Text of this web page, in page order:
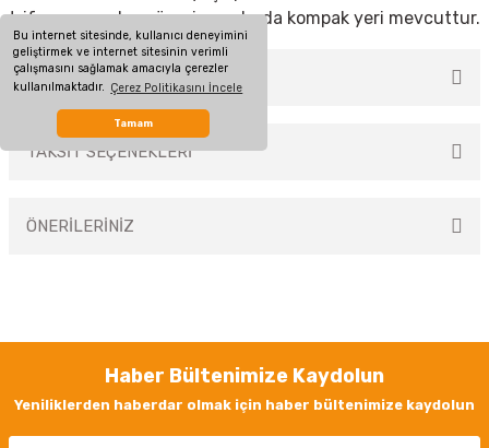
Bu internet sitesinde, kullanıcı deneyimini
geliştirmek ve internet sitesinin verimli
çalışmasını sağlamak amacıyla çerezler
kullanılmaktadır. Çerez Politikasını İncele
Tamam
trifaze sayaçlı ve üzeri panolarda kompak yeri mevcuttur.
MÜŞTERİ YORUMLARI
TAKSİT SEÇENEKLERİ
ÖNERİLERİNİZ
Görüş ve önerileriniz için teşekkür ederiz.
Ürün resmi kalitesiz, bozuk veya görüntülenemiyor.
Haber Bültenimize Kaydolun
Yeniliklerden haberdar olmak için haber bültenimize kaydolun